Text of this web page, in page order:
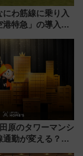
わ筋線に乗り入
港特急」の導入を
ザイン
原のタワーマンシ
通勤が変える？